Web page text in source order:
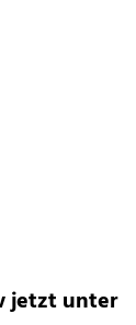
jetzt unter